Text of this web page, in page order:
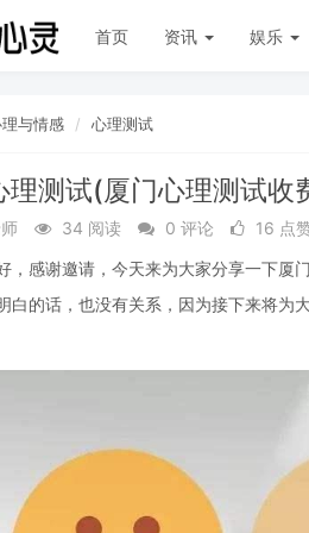
首页 资讯 娱乐
与情感 心理测试
理测试(厦门心理测试收
34 阅读 0 评论
16 点
，感谢邀请，今天来为大家分享一下厦门
白的话，也没有关系，因为接下来将为